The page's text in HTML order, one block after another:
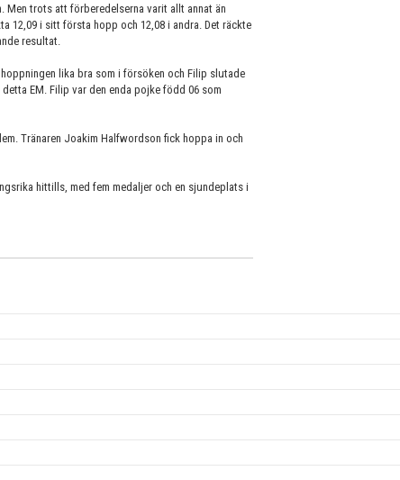
Men trots att förberedelserna varit allt annat än
12,09 i sitt första hopp och 12,08 i andra. Det räckte
resultat.
lika bra som i försöken och Filip slutade
EM. Filip var den enda pojke född 06 som
Tränaren Joakim Halfwordson fick hoppa in och
hittills, med fem medaljer och en sjundeplats i